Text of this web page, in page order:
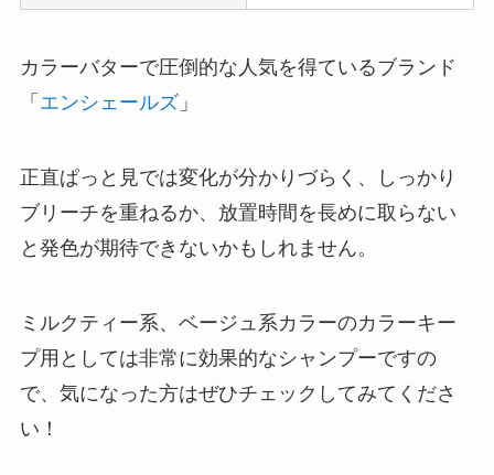
カラーバターで圧倒的な人気を得ているブランド
「 エンシェールズ」
正直ぱっと見では変化が分かりづらく、しっかり
ブリーチを重ねるか、放置時間を長めに取らない
と発色が期待できないかもしれません。
ミルクティー系、ベージュ系カラーのカラーキー
プ用としては非常に効果的なシャンプーですの
で、気になった方はぜひチェックしてみてくださ
い！